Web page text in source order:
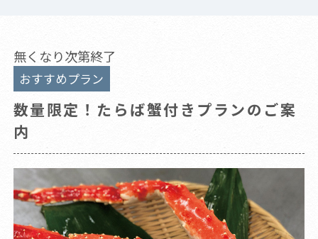
無くなり次第終了
おすすめプラン
数量限定！たらば蟹付きプランのご案
内